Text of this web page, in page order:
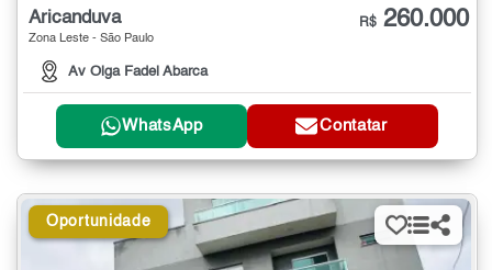
Aricanduva
Zona Leste - São Paulo
Av Olga Fadel Abarca
R$ 260.000
WhatsApp Contatar
Oportunidade